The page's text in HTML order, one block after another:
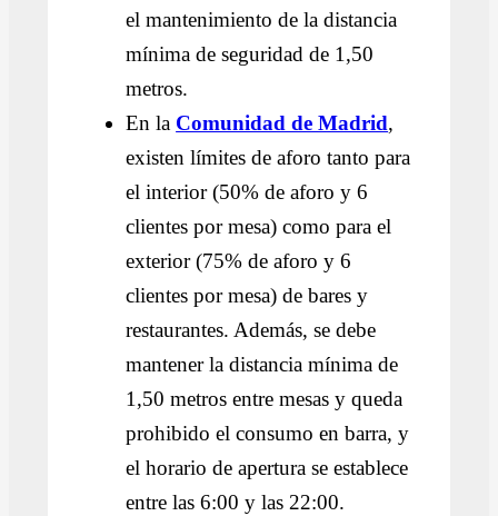
el mantenimiento de la distancia
mínima de seguridad de 1,50
metros.
En la Comunidad de Madrid,
existen límites de aforo tanto para
el interior (50% de aforo y 6
clientes por mesa) como para el
exterior (75% de aforo y 6
clientes por mesa) de bares y
restaurantes. Además, se debe
mantener la distancia mínima de
1,50 metros entre mesas y queda
prohibido el consumo en barra, y
el horario de apertura se establece
entre las 6:00 y las 22:00.